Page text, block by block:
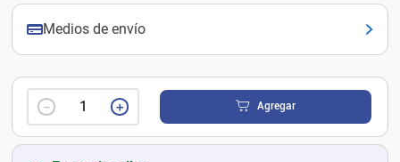
Medios de envío
＋
－ Agregar